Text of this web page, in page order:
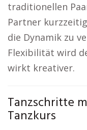
traditionellen
Partner
die Dynamik zu
Flexibilität wird
wirkt kreativer.
Tanzschritte
Tanzkurs